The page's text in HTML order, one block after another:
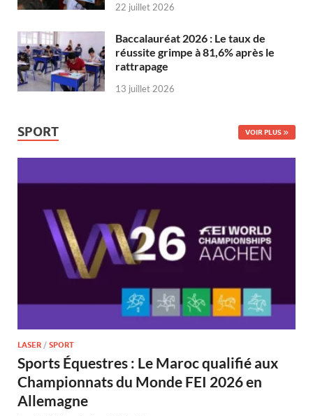
22 juillet 2026
Baccalauréat 2026 : Le taux de
réussite grimpe à 81,6% après le
rattrapage
13 juillet 2026
SPORT VOIR PLUS
LASER / SPORT
Sports Équestres : Le Maroc qualifié aux
Championnats du Monde FEI 2026 en
Allemagne